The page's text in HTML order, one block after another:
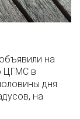
на
ЦГМС в
дня
на